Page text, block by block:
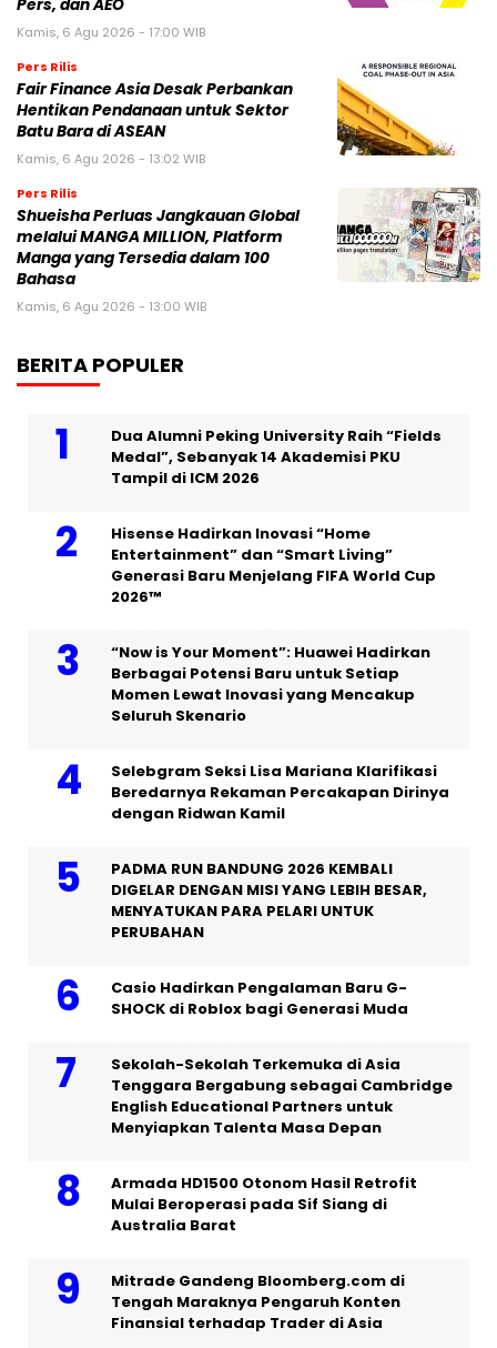
Pers, dan AEO
Kamis, 6 Agu 2026 - 17:00 WIB
Pers Rilis
Fair Finance Asia Desak Perbankan
Hentikan Pendanaan untuk Sektor
Batu Bara di ASEAN
Kamis, 6 Agu 2026 - 13:02 WIB
Pers Rilis
Shueisha Perluas Jangkauan Global
melalui MANGA MILLION, Platform
Manga yang Tersedia dalam 100
Bahasa
Kamis, 6 Agu 2026 - 13:00 WIB
BERITA POPULER
Dua Alumni Peking University Raih “Fields
Medal”, Sebanyak 14 Akademisi PKU
Tampil di ICM 2026
Hisense Hadirkan Inovasi “Home
Entertainment” dan “Smart Living”
Generasi Baru Menjelang FIFA World Cup
2026™
“Now is Your Moment”: Huawei Hadirkan
Berbagai Potensi Baru untuk Setiap
Momen Lewat Inovasi yang Mencakup
Seluruh Skenario
Selebgram Seksi Lisa Mariana Klarifikasi
Beredarnya Rekaman Percakapan Dirinya
dengan Ridwan Kamil
PADMA RUN BANDUNG 2026 KEMBALI
DIGELAR DENGAN MISI YANG LEBIH BESAR,
MENYATUKAN PARA PELARI UNTUK
PERUBAHAN
Casio Hadirkan Pengalaman Baru G-
SHOCK di Roblox bagi Generasi Muda
Sekolah-Sekolah Terkemuka di Asia
Tenggara Bergabung sebagai Cambridge
English Educational Partners untuk
Menyiapkan Talenta Masa Depan
Armada HD1500 Otonom Hasil Retrofit
Mulai Beroperasi pada Sif Siang di
Australia Barat
Mitrade Gandeng Bloomberg.com di
Tengah Maraknya Pengaruh Konten
Finansial terhadap Trader di Asia